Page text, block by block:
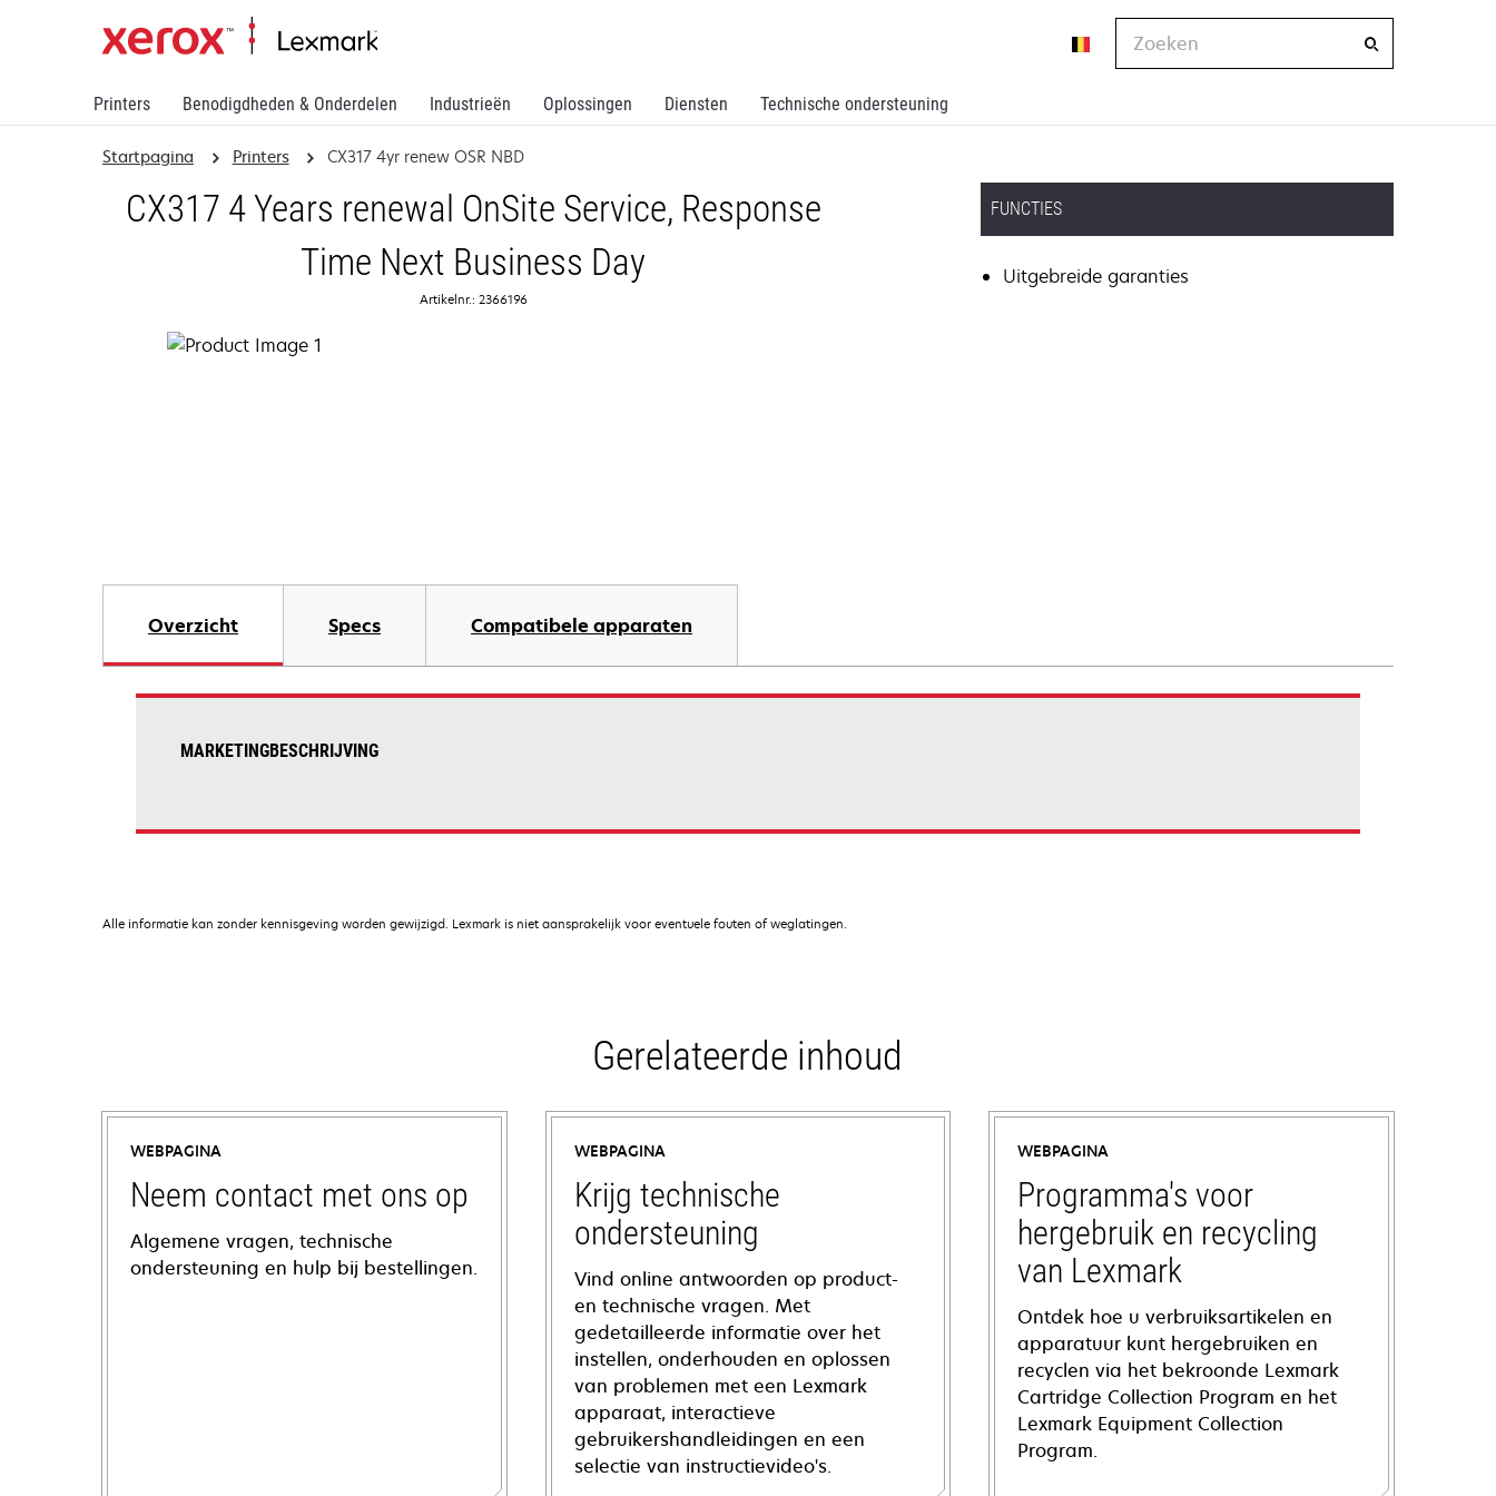
Printers Benodigdheden & Onderdelen Industrieën Oplossingen Diensten Technische ondersteuning
Zoeken
Startpagina Printers CX317 4yr renew OSR NBD
CX317 4 Years renewal OnSite Service, Response
Time Next Business Day
Artikelnr.: 2366196
FUNCTIES
Uitgebreide garanties
Overzicht Specs Compatibele apparaten
MARKETINGBESCHRIJVING
Alle informatie kan zonder kennisgeving worden gewijzigd. Lexmark is niet aansprakelijk voor eventuele fouten of weglatingen.
Gerelateerde inhoud
WEBPAGINA
Neem contact met ons op
Algemene vragen, technische
ondersteuning en hulp bij bestellingen.
WEBPAGINA
Krijg technische
ondersteuning
Vind online antwoorden op product-
en technische vragen. Met
gedetailleerde informatie over het
instellen, onderhouden en oplossen
van problemen met een Lexmark
apparaat, interactieve
gebruikershandleidingen en een
selectie van instructievideo's.
WEBPAGINA
Programma's voor
hergebruik en recycling
van Lexmark
Ontdek hoe u verbruiksartikelen en
apparatuur kunt hergebruiken en
recyclen via het bekroonde Lexmark
Cartridge Collection Program en het
Lexmark Equipment Collection
Program.